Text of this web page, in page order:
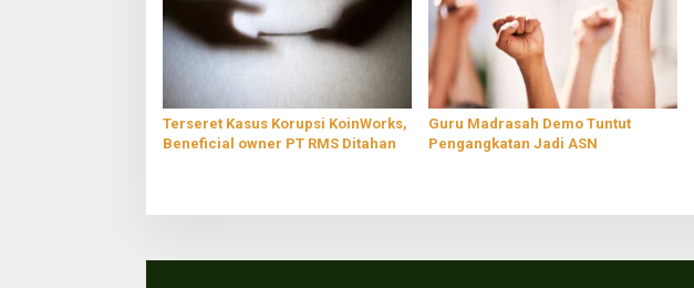
Terseret Kasus Korupsi KoinWorks,
Beneficial owner PT RMS Ditahan
Guru Madrasah Demo Tuntut
Pengangkatan Jadi ASN